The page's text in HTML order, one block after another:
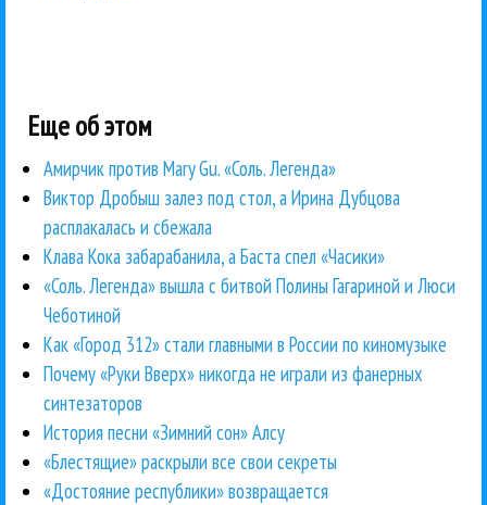
Еще об этом
Амирчик против Mary Gu. «Соль. Легенда»
Виктор Дробыш залез под стол, а Ирина Дубцова
расплакалась и сбежала
Клава Кока забарабанила, а Баста спел «Часики»
«Соль. Легенда» вышла с битвой Полины Гагариной и Люси
Чеботиной
Как «Город 312» стали главными в России по киномузыке
Почему «Руки Вверх» никогда не играли из фанерных
синтезаторов
История песни «Зимний сон» Алсу
«Блестящие» раскрыли все свои секреты
«Достояние республики» возвращается